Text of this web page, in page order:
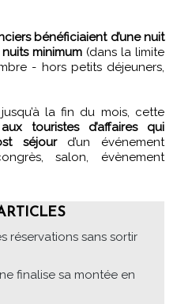
bénéficiaient d’une nuit
minimum(dans la limite
- hors petits déjeuners,
la fin du mois, cette
aux touristes d’affaires qui
séjourd’un événement
salon, évènement
réservations sans sortir
finalise sa montée en